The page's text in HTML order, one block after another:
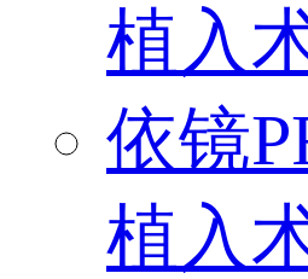
植入
依镜
植入